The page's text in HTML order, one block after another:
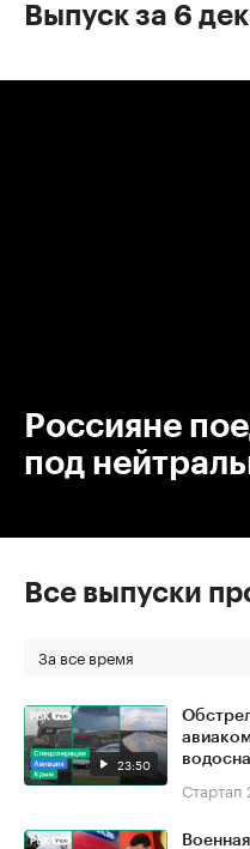
Выпуск за 6
Россияне
под
Все выпуски
За все время
23:50
Стартап